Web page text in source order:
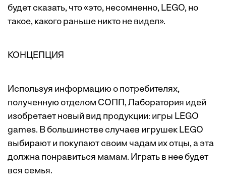
будет сказать, что «это, несомненно, LEGO, но
такое, какого раньше никто не видел».
КОНЦЕПЦИЯ
Используя информацию о потребителях,
полученную отделом СОПП, Лаборатория идей
изобретает новый вид продукции: игры LEGO
games. В большинстве случаев игрушек LEGO
выбирают и покупают своим чадам их отцы, а эта
должна понравиться мамам. Играть в нее будет
вся семья.